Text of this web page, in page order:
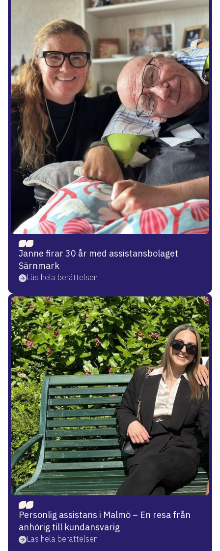
Janne firar 30 år med assistansbolaget
Särnmark
Läs hela berättelsen
Personlig assistans i Malmö – En resa från
anhörig till kundansvarig
Läs hela berättelsen